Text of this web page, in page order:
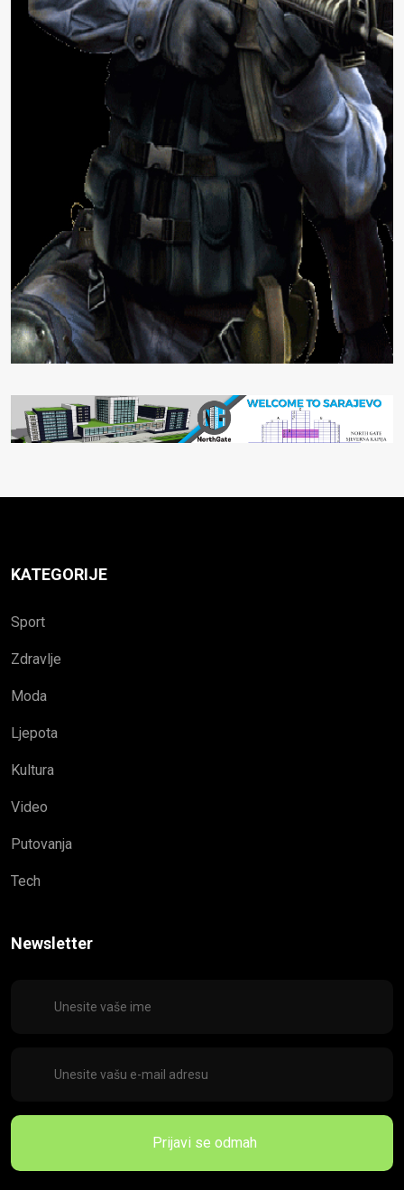
KATEGORIJE
Sport
Zdravlje
Moda
Ljepota
Kultura
Video
Putovanja
Tech
Newsletter
Prijavi se odmah